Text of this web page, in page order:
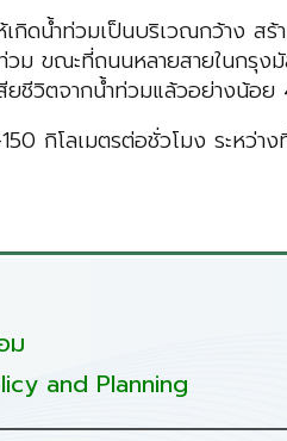
น้ำท่วมเป็นบริเวณกว้าง สร้
ม ขณะที่ถนนหลายสายในก
ยชีวิตจากน้ำท่วมแล้วอย่างน้อ
กิโลเมตรต่อชั่วโมง ระหว่า
ม
and Planning